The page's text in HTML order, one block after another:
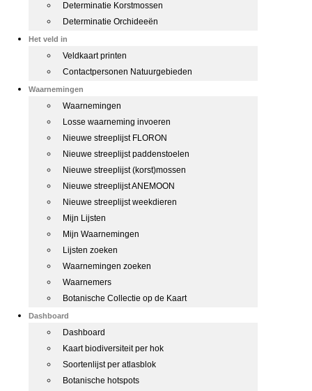
Determinatie Korstmossen
Determinatie Orchideeën
Het veld in
Veldkaart printen
Contactpersonen Natuurgebieden
Waarnemingen
Waarnemingen
Losse waarneming invoeren
Nieuwe streeplijst FLORON
Nieuwe streeplijst paddenstoelen
Nieuwe streeplijst (korst)mossen
Nieuwe streeplijst ANEMOON
Nieuwe streeplijst weekdieren
Mijn Lijsten
Mijn Waarnemingen
Lijsten zoeken
Waarnemingen zoeken
Waarnemers
Botanische Collectie op de Kaart
Dashboard
Dashboard
Kaart biodiversiteit per hok
Soortenlijst per atlasblok
Botanische hotspots